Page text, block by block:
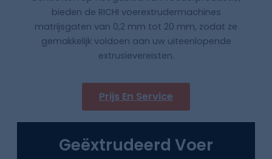
bieden de RICHI voerextrudermachines
matrijsgaten van 0,2 mm tot 20 mm, zodat ze
gemakkelijk voldoen aan uw uiteenlopende
extrusievereisten.
Prijs En Service
Geëxtrudeerd Voer